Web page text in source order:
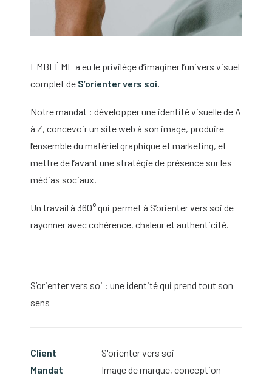
EMBLÈME a eu le privilège d’imaginer l’univers visuel
complet de S’orienter vers soi.
Notre mandat : développer une identité visuelle de A
à Z, concevoir un site web à son image, produire
l’ensemble du matériel graphique et marketing, et
mettre de l’avant une stratégie de présence sur les
médias sociaux.
Un travail à 360° qui permet à S’orienter vers soi de
rayonner avec cohérence, chaleur et authenticité.
S’orienter vers soi : une identité qui prend tout son
sens
Client
S'orienter vers soi
Mandat
Image de marque, conception